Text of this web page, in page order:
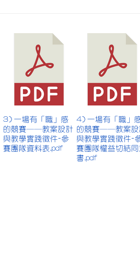
3) 一場有「職」感
的競賽──教案設計
與教學實踐徵件-參
賽團隊資料表.pdf
4) 一場有「職」
的競賽──教案設
與教學實踐徵件-
賽團隊權益切結同
書.pdf